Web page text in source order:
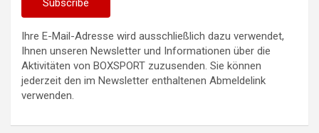
Ihre E-Mail-Adresse wird ausschließlich dazu verwendet,
Ihnen unseren Newsletter und Informationen über die
Aktivitäten von BOXSPORT zuzusenden. Sie können
jederzeit den im Newsletter enthaltenen Abmeldelink
verwenden.